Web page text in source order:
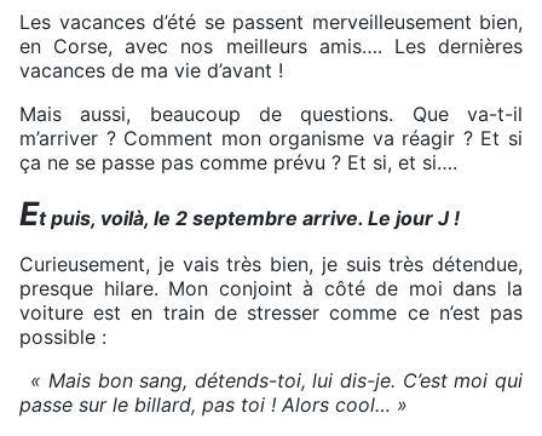
Les vacances d’été se passent merveilleusement bien,
en Corse, avec nos meilleurs amis…. Les dernières
vacances de ma vie d’avant !
Mais aussi, beaucoup de questions. Que va-t-il
m’arriver ? Comment mon organisme va réagir ? Et si
ça ne se passe pas comme prévu ? Et si, et si….
Et puis, voilà, le 2 septembre arrive. Le jour J !
Curieusement, je vais très bien, je suis très détendue,
presque hilare. Mon conjoint à côté de moi dans la
voiture est en train de stresser comme ce n’est pas
possible :
« Mais bon sang, détends-toi, lui dis-je. C’est moi qui
passe sur le billard, pas toi ! Alors cool… »